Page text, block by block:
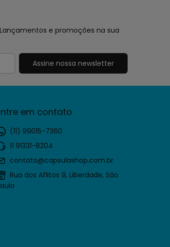
e promoções na sua
em contato
(11) 99015-7360
11 91331-8204
contato@capsulashop.com.br
Rua dos Aflitos 9, Liberdade, São